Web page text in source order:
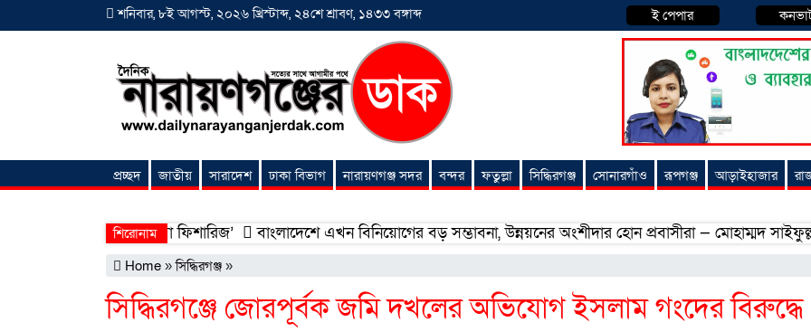
শনিবার, ৮ই আগস্ট, ২০২৬ খ্রিস্টাব্দ, ২৪শে শ্রাবণ, ১৪৩৩ বঙ্গাব্দ ই পেপার
প্রচ্ছদ জাতীয় সারাদেশ ঢাকা বিভাগ নারায়ণগঞ্জ সদর বন্দর ফতুল্লা সিদ্ধিরগঞ্জ সোনারগাঁও রূপগঞ্জ আড়াইহাজার
শিরোনাম
‘শিফা মোহাম্মদিয়া ফিশারিজ’ বাংলাদেশে এখন বিনিয়োগের বড় সম্ভাবনা, উন্নয়নের অংশীদার হোন প্রবাসীরা — মোহাম্মদ সাইফুল্লাহ্
Home »সিদ্ধিরগঞ্জ »
সিদ্ধিরগঞ্জে জোরপূর্বক জমি দখলের অভিযোগ ইসলাম গংদের বিরুদ্ধে